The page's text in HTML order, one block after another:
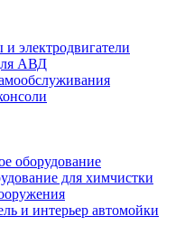
и электродвигатели
АВД
оборудование
для химчистки
и интерьер автомойки